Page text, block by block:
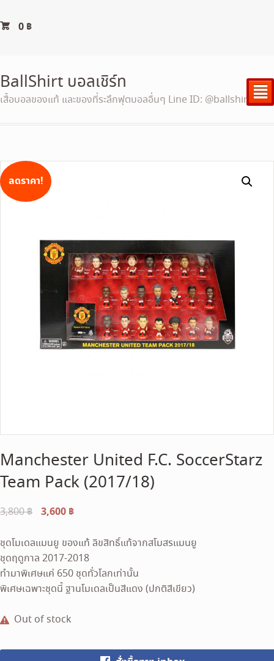
0 ฿
BallShirt บอลเชิร์ท
เสื้อบอลของแท้ และของที่ระลึกฟุตบอลอื่นๆ Line ID: @ballshirt²
ลดราคา!
Manchester United F.C. SoccerStarz
Team Pack (2017/18)
3,800฿
Original
was:
3,800 ฿.
3,600 ฿Current
is:
3,600 ฿.
ชุดโมเดลแมนยู ของแท้ ลิขสิทธิ์แท้จากสโมสรแมนยู
ชุดฤดูกาล 2017-2018
ทำมาพิเศษแค่ 650 ชุดทั่วโลกเท่านั้น
พิเศษเฉพาะชุดนี้ ฐานโมเดลเป็นสีแดง (ปกติสีเขียว)
Out of stock